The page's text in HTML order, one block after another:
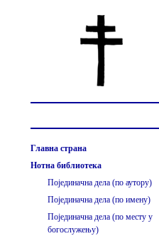
Главна страна
Нотна библиотека
Појединачна дела (по аутору)
Појединачна дела (по имену)
Појединачна дела (по месту у
богослужењу)